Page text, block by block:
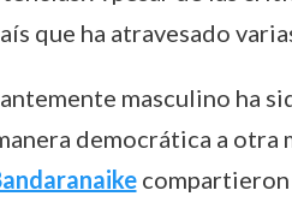
que ha atravesado
masculino ha
democrática a otra
compartieron